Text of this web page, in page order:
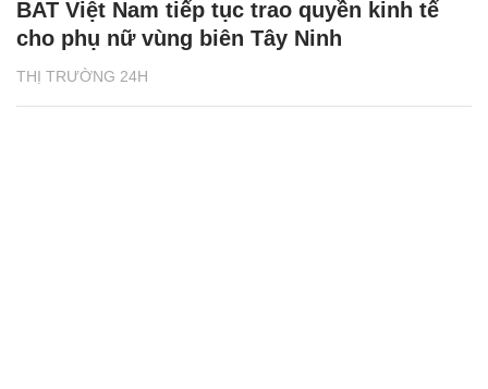
THỊ TRƯỜNG 24H
BAT Việt Nam tiếp tục trao quyền kinh tế
cho phụ nữ vùng biên Tây Ninh